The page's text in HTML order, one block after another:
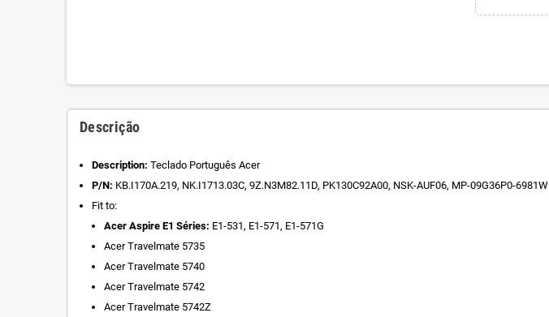
Descrição
Description: Teclado Português Acer
P/N: KB.I170A.219, NK.I1713.03C, 9Z.N3M82.11D, PK130C92A00, NSK-AUF06, MP-09G36P0-6981W
Fit to:
Acer Aspire E1 Séries: E1-531, E1-571, E1-571G
Acer Travelmate 5735
Acer Travelmate 5740
Acer Travelmate 5742
Acer Travelmate 5742Z